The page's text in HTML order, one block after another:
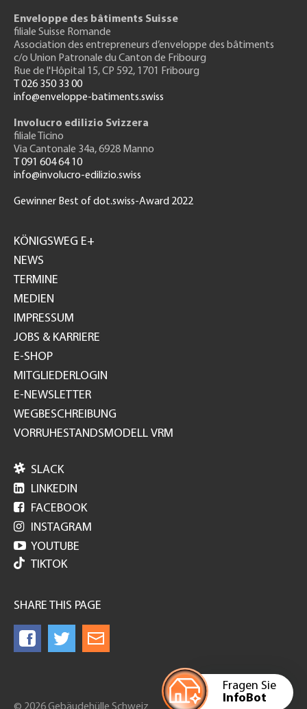
Fragen Sie
InfoBot
Enveloppe des bâtiments Suisse
filiale Suisse Romande
Association des entrepreneurs d’enveloppe des bâtiments
c/o Union Patronale du Canton de Fribourg
Rue de l'Hôpital 15, CP 592, 1701 Fribourg
T 026 350 33 00
info@enveloppe-batiments.swiss
Involucro edilizio Svizzera
filiale Ticino
Via Cantonale 34a, 6928 Manno
T 091 604 64 10
info@involucro-edilizio.swiss
Gewinner Best of dot.swiss-Award 2022
GH
KÖNIGSWEG E+
NEWS
TERMINE
MEDIEN
IMPRESSUM
JOBS & KARRIERE
E-SHOP
MITGLIEDERLOGIN
E-NEWSLETTER
WEGBESCHREIBUNG
VORRUHESTANDSMODELL VRM
 SLACK
 LINKEDIN
 FACEBOOK
 INSTAGRAM
 YOUTUBE
TIKTOK
SHARE THIS PAGE